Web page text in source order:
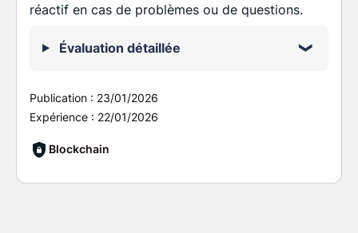
réactif en cas de problèmes ou de questions.
Évaluation détaillée
Publication : 23/01/2026
Expérience : 22/01/2026
Blockchain